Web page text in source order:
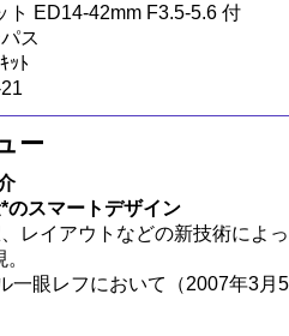
ト ED14-42mm F3.5-5.6 付
ス
ｯﾄ
ー
のスマートデザイン
レイアウトなどの新技術によ
一眼レフにおいて（2007年3月